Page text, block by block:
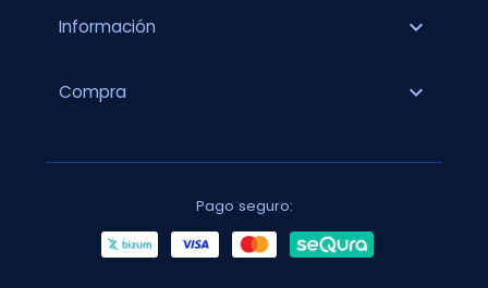
Información expand_more
Compra expand_more
Pago seguro: